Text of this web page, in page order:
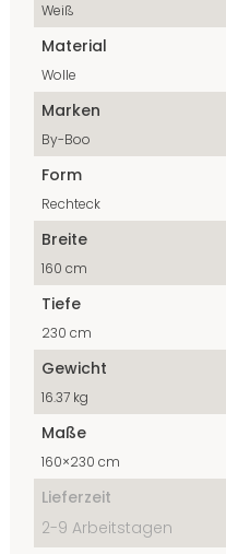
Weiß
Material
Wolle
Marken
By-Boo
Form
Rechteck
Breite
160 cm
Tiefe
230 cm
Gewicht
16.37 kg
Maße
160×230 cm
Lieferzeit
2-9 Arbeitstagen